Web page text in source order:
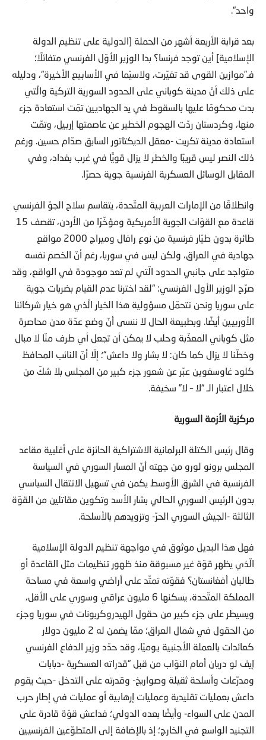
واحد“.
بعد قرابة الأربعة أشهر من الحملة [الدولية على تنظيم الدولة
الإسلامية] أين توجد فرنسا؟ بدا الوزير الأوّل الفرنسي متفائلًا؛
فـ”موازين القوى قد تغيّرت، ولاسيّما في الأسابيع الأخيرة“، ودليله
على ذلك أنّ مدينة كوباني على الحدود السورية التركية والّتي
بدت محكومًا عليها بالسقوط في يد الجهاديين تمّت استعادة جزء
منها، وكردستان ردّت الهجوم الخطير عن عاصمتها إربيل، وتمّت
استعادة مدينة تكريت -معقل الديكتاتور السابق صدّام حسين. ورغم
ذلك النصر ليس قريبًا والخطر لا يزال قويًّا في غرب بغداد، وفي
المقابل الوسائل العسكرية الفرنسية جوية حصرًا.
وانطلاقًا من الإمارات العربية المتّحدة، يتقاسم سلاح الجوّ الفرنسي
قاعدة مع القوّات الجوية الأمريكية ومؤخّرًا من الأردن، تقصف 15
طائرة بدون طيّار فرنسية من نوع رافال وميراج 2000 مواقع
جهادية في العراق، ولكن ليس في سوريا، رغم أنّ الخصم نفسه
متواجد على جانبي الحدود الّتي لم تعد موجودة في الواقع، وقد
صرّح الوزير الأول الفرنسي: “لقد اخترنا عدم القيام بضربات جوية
على سوريا ونحن نتحمّل مسؤولية هذا الخيار الّذي هو خيار شركائنا
الأوربيين أيضًا. وبطبيعة الحال لا ننسى أنّ وضع عدّة مدن محاصرة
مثل كوباني المعذّبة وحلب لا يمكن أن تجعل أي طرف منّا لا مبال
وخطّنا لا يزال كما كان: لا بشار ولا داعش“؛ إلّا أنّ النائب المحافظ
كلود غاوسغوين عبّر عن شعور جزء كبير من المجلس بلا شكّ من
خلال اعتبار الـ “لا – لا” سخيفة.
مركزية الأزمة السورية
وقال رئيس الكتلة البرلمانية الاشتراكية الحائزة على أغلبية مقاعد
المجلس برونو لورو من جهته أنّ المسار السوري في السياسة
الفرنسية في الشرق الأوسط يكمن في تسهيل الانتقال السياسي
بدون الرئيس السوري الحالي بشار الأسد وتكوين مقاتلين من القوّة
الثالثة -الجيش السوري الحرّ- وتزويدهم بالأسلحة.
فهل هذا البديل موثوق في مواجهة تنظيم الدولة الإسلامية
الّذي يظهر قوّة غير مسبوقة منذ ظهور تنظيمات مثل القاعدة أو
طالبان أفغانستان؟ فقوّته تمتّد على أراضي واسعة في مساحة
المملكة المتّحدة، يسكنها 6 مليون عراقي وسوري على الأقل،
ويسيطر على جزء كبير من حقول الهيدروكربونات في سوريا وجزء
من الحقول في شمال العراق؛ ممّا يضمن له 2 مليون دولار
كعائدات بالعملة الأجنبية يوميًا، وقد حدّد وزير الدفاع الفرنسي
إيف لو دريان أمام النوّاب من قبل “قدراته العسكرية -دبابات
ومدرّعات وأسلحة ثقيلة وصواريخ- وقدرته على التدخل -حيث يقوم
داعش بعمليات تقليدية وعمليات إرهابية أو عمليات في إطار حرب
المدن على السواء- وأيضًا بعده الدولي؛ فداعش قوّة قادرة على
التجنيد الواسع في الخارج؛ إذ بالإضافة إلى المتطوّعين الفرنسيين